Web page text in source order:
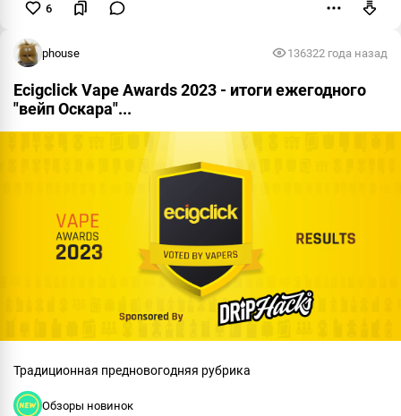
6
phouse 136322 года назад
Ecigclick Vape Awards 2023 - итоги ежегодного
"вейп Оскара"...
Традиционная предновогодняя рубрика
Обзоры новинок
Пожаловаться